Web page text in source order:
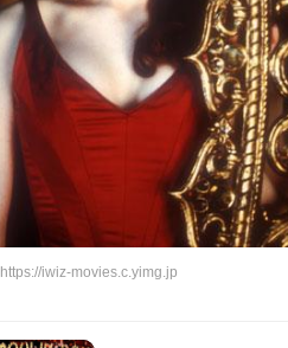
https://iwiz-movies.c.yimg.jp